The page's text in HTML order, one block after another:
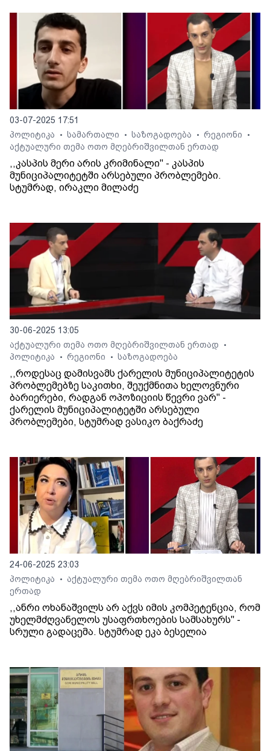
03-07-2025 17:51
პოლიტიკა
• სამართალი • საზოგადოება • რეგიონი •
აქტუალური თემა ოთო მღებრიშვილთან ერთად
,,კასპის მერი არის კრიმინალი'' - კასპის
მუნიციპალიტეტში არსებული პრობლემები.
სტუმრად, ირაკლი მილაძე
30-06-2025 13:05
აქტუალური თემა ოთო მღებრიშვილთან ერთად
•
პოლიტიკა • რეგიონი • საზოგადოება
,,როდესაც დამისვამს ქარელის მუნიციპალიტეტის
პრობლემებზე საკითხი, შეუქმნითა ხელოვნური
ბარიერები, რადგან ოპოზიციის წევრი ვარ'' -
ქარელის მუნიციპალიტეტში არსებული
პრობლემები, სტუმრად ვასიკო ბაქრაძე
24-06-2025 23:03
პოლიტიკა
• აქტუალური თემა ოთო მღებრიშვილთან
ერთად
,,ანრი ოხანაშვილს არ აქვს იმის კომპეტენცია, რომ
უხელმძღვანელოს უსაფრთხოების სამსახურს'' -
სრული გადაცემა. სტუმრად ეკა ბესელია